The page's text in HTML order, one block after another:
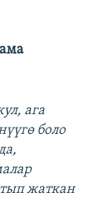
ага
боло
жаткан